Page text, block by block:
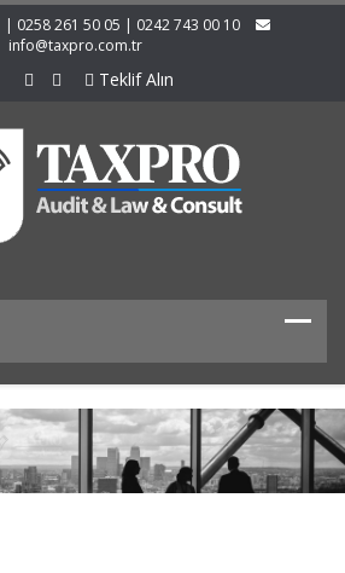
| 0258 261 50 05 | 0242 743 00 10
info@taxpro.com.tr
Teklif Alın